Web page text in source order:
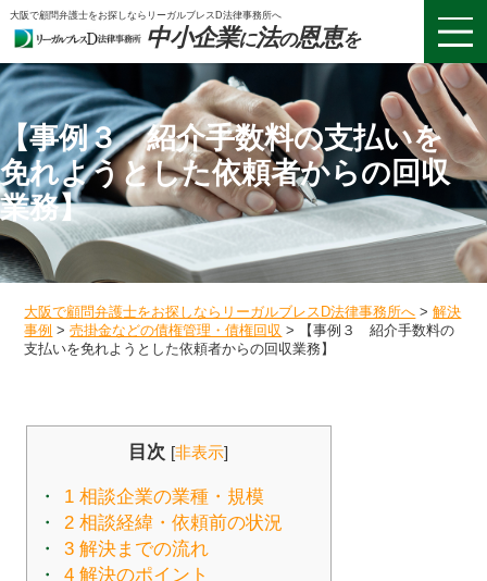
大阪で顧問弁護士をお探しならリーガルブレスD法律事務所へ
中小企業に法の恩恵を
【事例３ 紹介手数料の支払いを
免れようとした依頼者からの回収
業務】
大阪で顧問弁護士をお探しならリーガルブレスD法律事務所へ >解決
事例 >売掛金などの債権管理・債権回収 >
【事例３ 紹介手数料の
支払いを免れようとした依頼者からの回収業務】
目次 [非表示]
1相談企業の業種・規模
2相談経緯・依頼前の状況
3解決までの流れ
4解決のポイント